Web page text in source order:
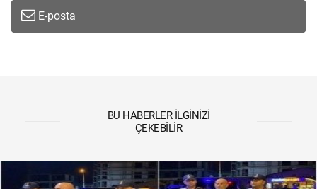
E-posta
BU HABERLER İLGINIZI
ÇEKEBILIR